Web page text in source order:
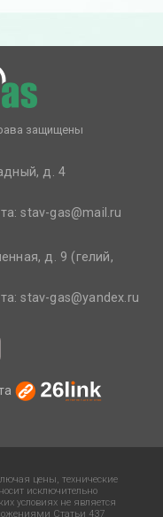
защищены
д. 4
stav-gas@mail.ru​
д. 9 (гелий,
stav-gas@yandex.ru​
цены, технические
исключительно
условиях не является
Статьи 437